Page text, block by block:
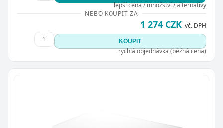
lepší cena / množství / alternativy
NEBO KOUPIT ZA
1 274 CZK vč. DPH
KOUPIT
rychlá objednávka (běžná cena)